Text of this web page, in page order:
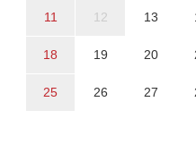
11 12 13
18 19 20
25 26 27